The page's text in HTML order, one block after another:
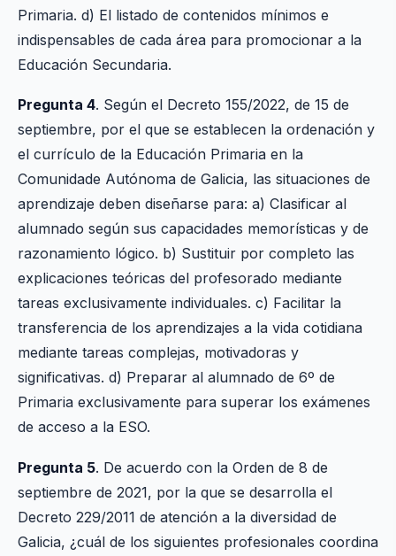
Primaria. d) El listado de contenidos mínimos e
indispensables de cada área para promocionar a la
Educación Secundaria.
Pregunta 4. Según el Decreto 155/2022, de 15 de
septiembre, por el que se establecen la ordenación y
el currículo de la Educación Primaria en la
Comunidade Autónoma de Galicia, las situaciones de
aprendizaje deben diseñarse para: a) Clasificar al
alumnado según sus capacidades memorísticas y de
razonamiento lógico. b) Sustituir por completo las
explicaciones teóricas del profesorado mediante
tareas exclusivamente individuales. c) Facilitar la
transferencia de los aprendizajes a la vida cotidiana
mediante tareas complejas, motivadoras y
significativas. d) Preparar al alumnado de 6º de
Primaria exclusivamente para superar los exámenes
de acceso a la ESO.
Pregunta 5. De acuerdo con la Orden de 8 de
septiembre de 2021, por la que se desarrolla el
Decreto 229/2011 de atención a la diversidad de
Galicia, ¿cuál de los siguientes profesionales coordina